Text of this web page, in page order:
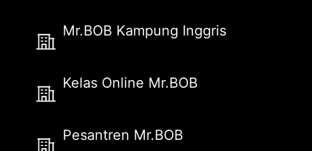
Mr.BOB Kampung Inggris
Kelas Online Mr.BOB
Pesantren Mr.BOB